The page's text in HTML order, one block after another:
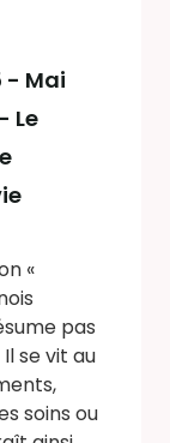
- Mai
Le
«
pas
se vit au
soins ou